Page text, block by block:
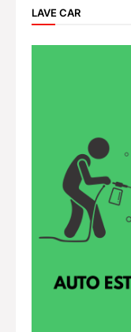
LAVE CAR